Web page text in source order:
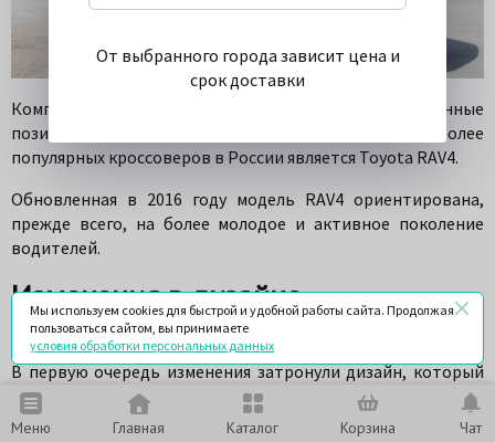
Меню Главная Каталог Корзина Чат
Компания Toyota традиционно занимает уверенные
позиции на автомобильном рынке. Одним из наиболее
популярных кроссоверов в России является Toyota RAV4.
Обновленная в 2016 году модель RAV4 ориентирована,
прежде всего, на более молодое и активное поколение
водителей.
Изменения в дизайне
обновленного Toyota RAV4
В первую очередь изменения затронули дизайн, который
стал более интересным, с множеством сложных линий и
обновленными бамперами. Новая оптика головного света
От выбранного города зависит цена и
срок доставки
Мы используем cookies для быстрой и удобной работы сайта. Продолжая
пользоваться сайтом, вы принимаете
условия обработки персональных данных